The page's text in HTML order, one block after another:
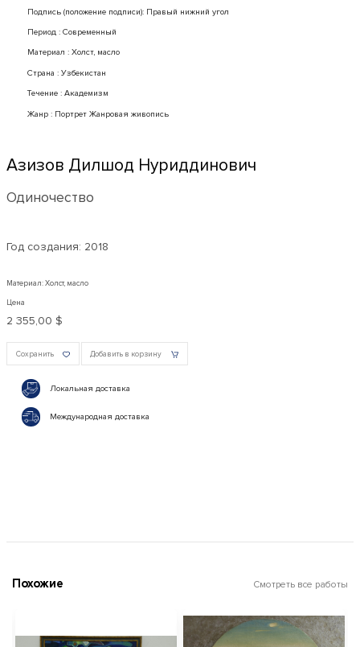
Подпись (положение подписи): Правый нижний угол
Период : Современный
Mатериал : Холст, масло
Страна : Узбекистан
Течение : Академизм
Жанр : Портрет Жанровая живопись
Азизов Дилшод Нуриддинович
Одиночество
Год создания: 2018
Материал: Холст, масло
Цена
2 355,00 $
Сохранить Добавить в корзину
Локальная доставка
Международная доставка
Похожие Смотреть все работы